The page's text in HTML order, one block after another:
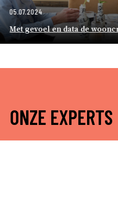
05.07.2024
Met gevoel en data de
ONZE EXPERTS